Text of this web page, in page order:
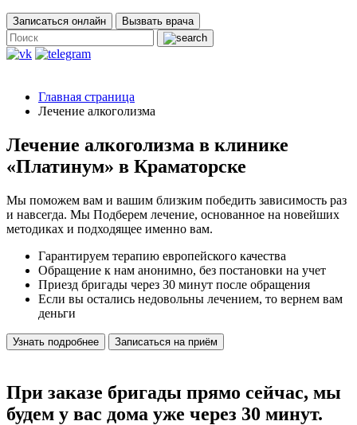
Записаться онлайн Вызвать врача
Главная страница
Лечение алкоголизма
Лечение алкоголизма в клинике
«Платинум» в Краматорске
Мы поможем вам и вашим близким победить зависимость раз
и навсегда. Мы Подберем лечение, основанное на новейших
методиках и подходящее именно вам.
Гарантируем терапию европейского качества
Обращение к нам анонимно, без постановки на учет
Приезд бригады через 30 минут после обращения
Если вы остались недовольны лечением, то вернем вам
деньги
Узнать подробнее Записаться на приём
При заказе бригады прямо сейчас, мы
будем у вас дома уже через 30 минут.